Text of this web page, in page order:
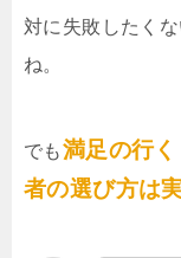
対に失敗したく
ね。
でも満足の行
者の選び方は